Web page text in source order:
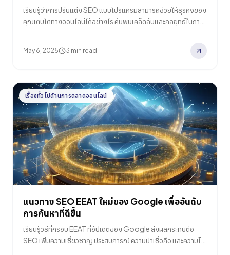
เรียนรู้ว่าการปรับแต่ง SEO แบบโปรแกรมสามารถช่วยให้ธุรกิจของ
คุณเติบโตทางออนไลน์ได้อย่างไร ค้นพบเคล็ดลับและกลยุทธ์ในการ
May 6, 2025 3 min read
เรื่องทั่วไปด้านการตลาดออนไลน์
แนวทาง SEO EEAT ใหม่ของ Google เพื่ออันดับ
การค้นหาที่ดีขึ้น
เรียนรู้วิธีที่กรอบ EEAT ที่อัปเดตของ Google ส่งผลกระทบต่อ
SEO เพิ่มความเชี่ยวชาญ ประสบการณ์ ความน่าเชื่อถือ และความไว้